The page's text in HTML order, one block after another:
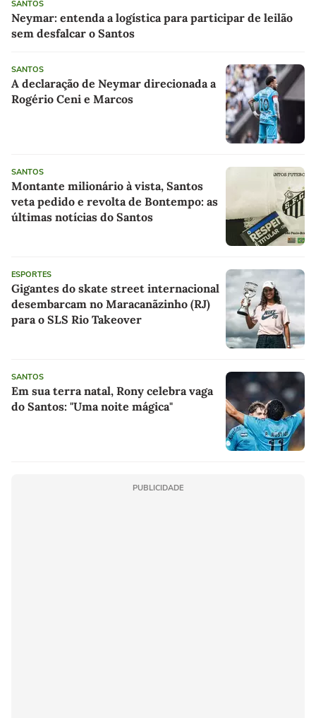
SANTOS
Neymar: entenda a logística para participar de leilão
sem desfalcar o Santos
SANTOS
A declaração de Neymar direcionada a
Rogério Ceni e Marcos
SANTOS
Montante milionário à vista, Santos
veta pedido e revolta de Bontempo: as
últimas notícias do Santos
ESPORTES
Gigantes do skate street internacional
desembarcam no Maracanãzinho (RJ)
para o SLS Rio Takeover
SANTOS
Em sua terra natal, Rony celebra vaga
do Santos: "Uma noite mágica"
PUBLICIDADE